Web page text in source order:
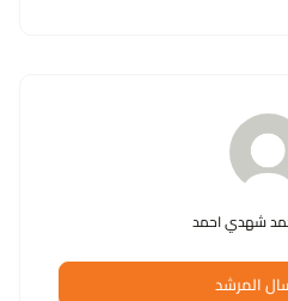
شهدي احمد
المرشد